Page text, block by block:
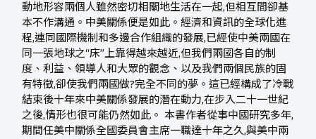
動地形容兩個人雖然密切相關地生活在一起,但相互間卻基
本不作溝通。中美關係便是如此。經濟和資訊的全球化進
程,連同國際機制和多邊合作組織的發展,已經使中美兩國在
同一張地球之“床”上靠得越來越近,但我們兩國各自的制
度、利益、領導人和大眾的觀念、以及我們兩個民族的固
有特徵,卻使我們兩國做?完全不同的夢。這已經構成了冷戰
結束後十年來中美關係發展的潛在動力,在步入二十一世紀
之後,情形也很可能仍然如此。 本書作者從事中國研究多年,
期間任美中關係全國委員會主席一職達十年之久,與美中兩